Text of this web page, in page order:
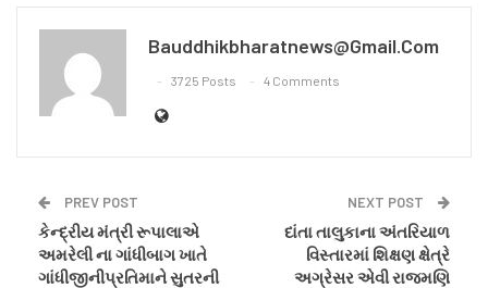
Bauddhikbharatnews@gmail.com
3725 Posts 4 Comments
PREV POST
કેન્દ્રીય મંત્રી રૂપાલાએ
અમરેલી ના ગાંધીબાગ ખાતે
ગાંધીજીનીપ્રતિમાને સુતરની
NEXT POST
દાંતા તાલુકાના અંતરિયાળ
વિસ્તારમાં શિક્ષણ ક્ષેત્રે
અગ્રેસર એવી રાજમણિ